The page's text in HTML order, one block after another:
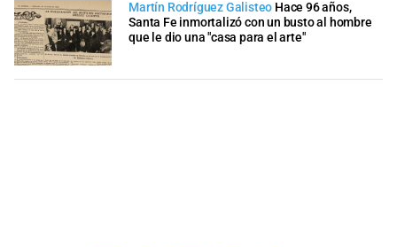
Martín Rodríguez Galisteo Hace 96 años,
Santa Fe inmortalizó con un busto al hombre
que le dio una "casa para el arte"